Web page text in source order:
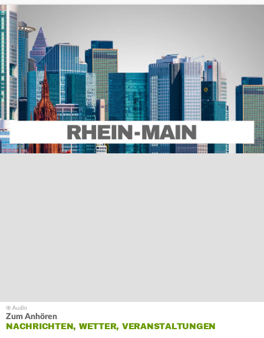
Zum Anhören
NACHRICHTEN, WETTER, VERANSTALTUNGEN